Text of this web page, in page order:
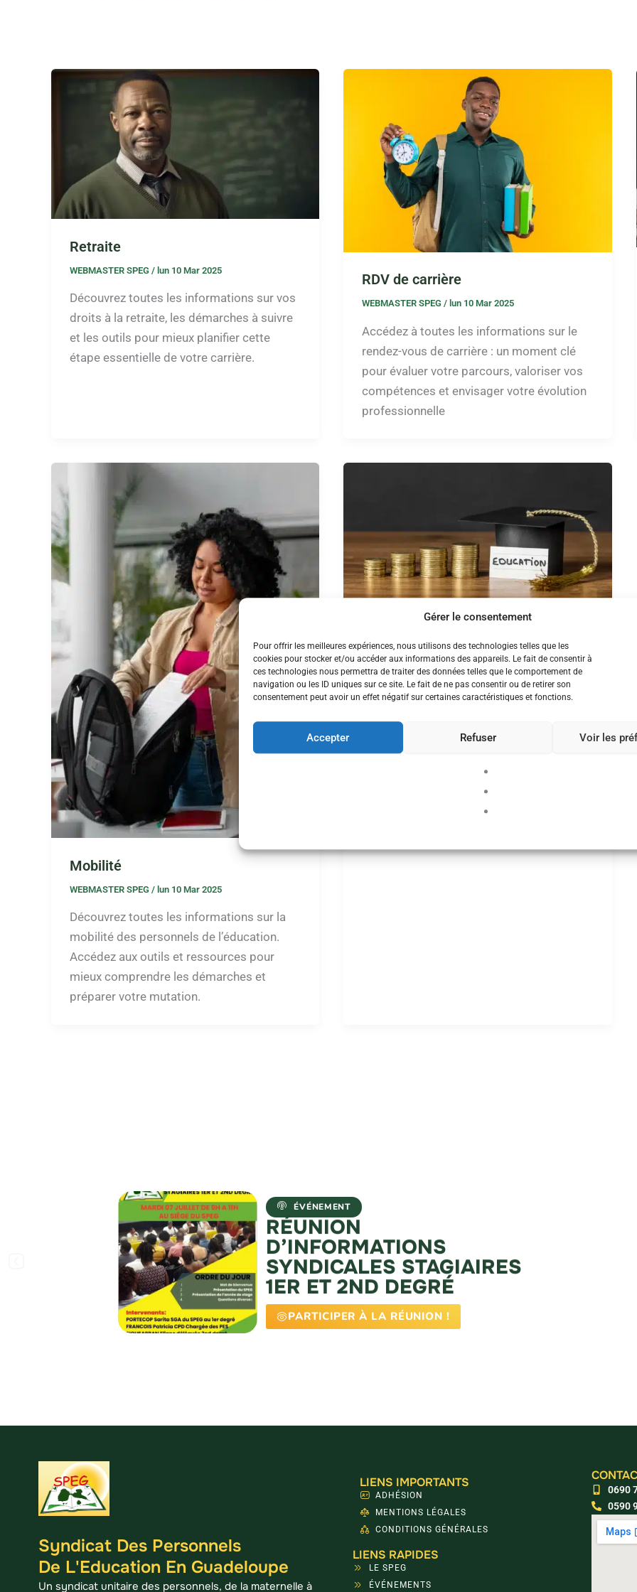
Gérer le consentement
Pour offrir les meilleures expériences, nous utilisons des technologies telles que les
cookies pour stocker et/ou accéder aux informations des appareils. Le fait de consentir à
ces technologies nous permettra de traiter des données telles que le comportement de
navigation ou les ID uniques sur ce site. Le fait de ne pas consentir ou de retirer son
consentement peut avoir un effet négatif sur certaines caractéristiques et fonctions.
Accepter Refuser Voir les
Retraite
WEBMASTER SPEG / lun 10 Mar 2025
Découvrez toutes les informations sur vos
droits à la retraite, les démarches à suivre
et les outils pour mieux planifier cette
étape essentielle de votre carrière.
RDV de carrière
WEBMASTER SPEG / lun 10 Mar 2025
Accédez à toutes les informations sur le
rendez-vous de carrière : un moment clé
pour évaluer votre parcours, valoriser vos
compétences et envisager votre évolution
professionnelle
Mobilité
WEBMASTER SPEG / lun 10 Mar 2025
Découvrez toutes les informations sur la
mobilité des personnels de l’éducation.
Accédez aux outils et ressources pour
mieux comprendre les démarches et
préparer votre mutation.
Indice & rémunération
WEBMASTER SPEG/lun 10 Mar 2025
Explorez la grille indiciaire pour connaître
correspondant à votre statut. Un outil
indispensable pour comprendre vos droits
et anticiper vos évolutions de carrière.
ÉVÉNEMENT
RÉUNION
D’INFORMATIONS
SYNDICALES STAGIAIRES
1ER ET 2ND DEGRÉ
PARTICIPER À LA RÉUNION !
Syndicat Des Personnels
De L'Education En Guadeloupe
Un syndicat unitaire des personnels, de la maternelle à
LIENS IMPORTANTS
ADHÉSION
MENTIONS LÉGALES
CONDITIONS GÉNÉRALES
LIENS RAPIDES
LE SPEG
ÉVÉNEMENTS
0690
0590